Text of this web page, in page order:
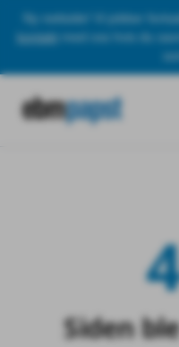
Ny nettside! Vi jobber
kontakt
med oss hvis du
Siden